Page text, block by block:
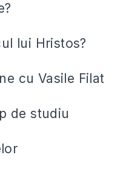
lui Hristos?
cu Vasile Filat
de studiu